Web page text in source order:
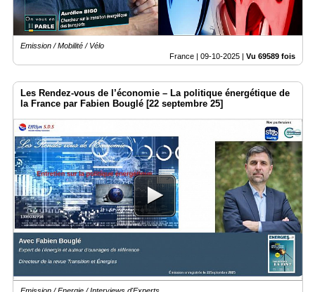
Emission / Mobilité / Vélo
France | 09-10-2025 | Vu 69589 fois
Les Rendez-vous de l’économie – La politique énergétique de
la France par Fabien Bouglé [22 septembre 25]